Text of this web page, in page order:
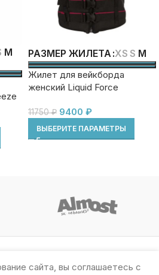
M
РАЗМЕР ЖИЛЕТА XS S M
Жилет для вейкборда
женский Liquid Force
11750₽ 9400 ₽
ВЫБЕРИТЕ ПАРАМЕТРЫ
сайта, вы соглашаетесь с